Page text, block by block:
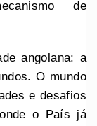
de
angolana: a
O mundo
e desafios
o País já